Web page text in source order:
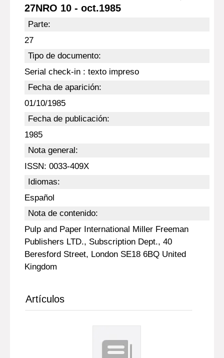
27NRO 10 - oct.1985
Parte:
27
Tipo de documento:
Serial check-in : texto impreso
Fecha de aparición:
01/10/1985
Fecha de publicación:
1985
Nota general:
ISSN: 0033-409X
Idiomas:
Español
Nota de contenido:
Pulp and Paper International Miller Freeman
Publishers LTD., Subscription Dept., 40
Beresford Street, London SE18 6BQ United
Kingdom
Artículos